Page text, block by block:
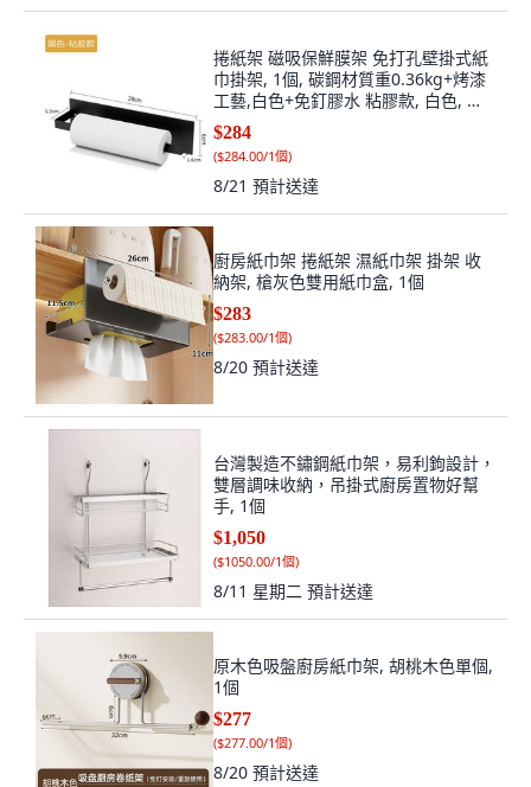
捲紙架 磁吸保鮮膜架 免打孔壁掛式紙
巾掛架, 1個, 碳鋼材質重0.36kg+烤漆
工藝,白色+免釘膠水 粘膠款, 白色, 粘
膠款
$284
($284.00/1個)
8/21 預計送達
廚房紙巾架 捲紙架 濕紙巾架 掛架 收
納架, 槍灰色雙用紙巾盒, 1個
$283
($283.00/1個)
8/20 預計送達
台灣製造不鏽鋼紙巾架，易利鉤設計，
雙層調味收納，吊掛式廚房置物好幫
手, 1個
$1,050
($1050.00/1個)
8/11 星期二 預計送達
原木色吸盤廚房紙巾架, 胡桃木色單個,
1個
$277
($277.00/1個)
8/20 預計送達